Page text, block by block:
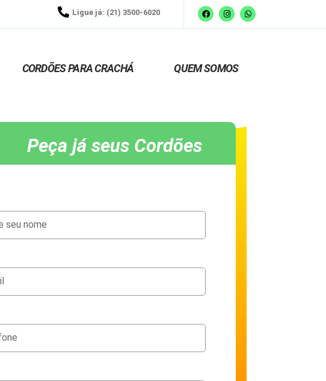
Ligue já: (21) 3500-6020
CORDÕES PARA CRACHÁ QUEM SOMOS
Peça já seus Cordões